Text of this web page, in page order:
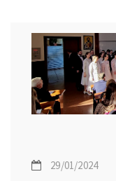
29/01/2024